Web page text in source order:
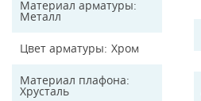
Материал арматуры
Металл
Цвет арматуры Хром
Материал плафона
Хрусталь